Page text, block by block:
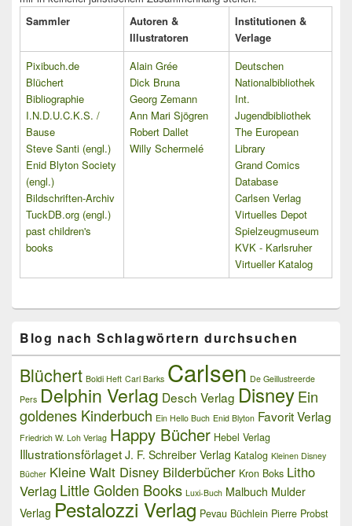
Sammler
Autoren &
Illustratoren
Institutionen &
Verlage
Pixibuch.de
Blüchert
Bibliographie
I.N.D.U.C.K.S. /
Bause
Steve Santi (engl.)
Enid Blyton Society
(engl.)
Bildschriften-Archiv
TuckDB.org (engl.)
past children's
books
Alain Grée
Dick Bruna
Georg Zemann
Ann Mari Sjögren
Robert Dallet
Willy Schermelé
Deutschen
Nationalbibliothek
Int.
Jugendbibliothek
The European
Library
Grand Comics
Database
Carlsen Verlag
Virtuelles Depot
Spielzeugmuseum
KVK - Karlsruher
Virtueller Katalog
Blog nach Schlagwörtern durchsuchen
Blüchert Boldi Heft Carl Barks Carlsen De Geillustreerde
Pers Delphin Verlag Desch Verlag DisneyEin
goldenes Kinderbuch Ein Hello Buch Enid Blyton Favorit Verlag
Friedrich W. Loh Verlag Happy Bücher Hebel Verlag
Illustrationsförlaget J. F. Schreiber Verlag Katalog Kleinen Disney
Bücher Kleine Walt Disney Bilderbücher Kron Boks Litho
Verlag Little Golden Books Luxi-Buch Malbuch Mulder
Verlag Pestalozzi Verlag Pevau Büchlein Pierre Probst